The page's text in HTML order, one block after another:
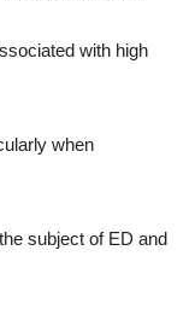
with high
when
subject of ED and